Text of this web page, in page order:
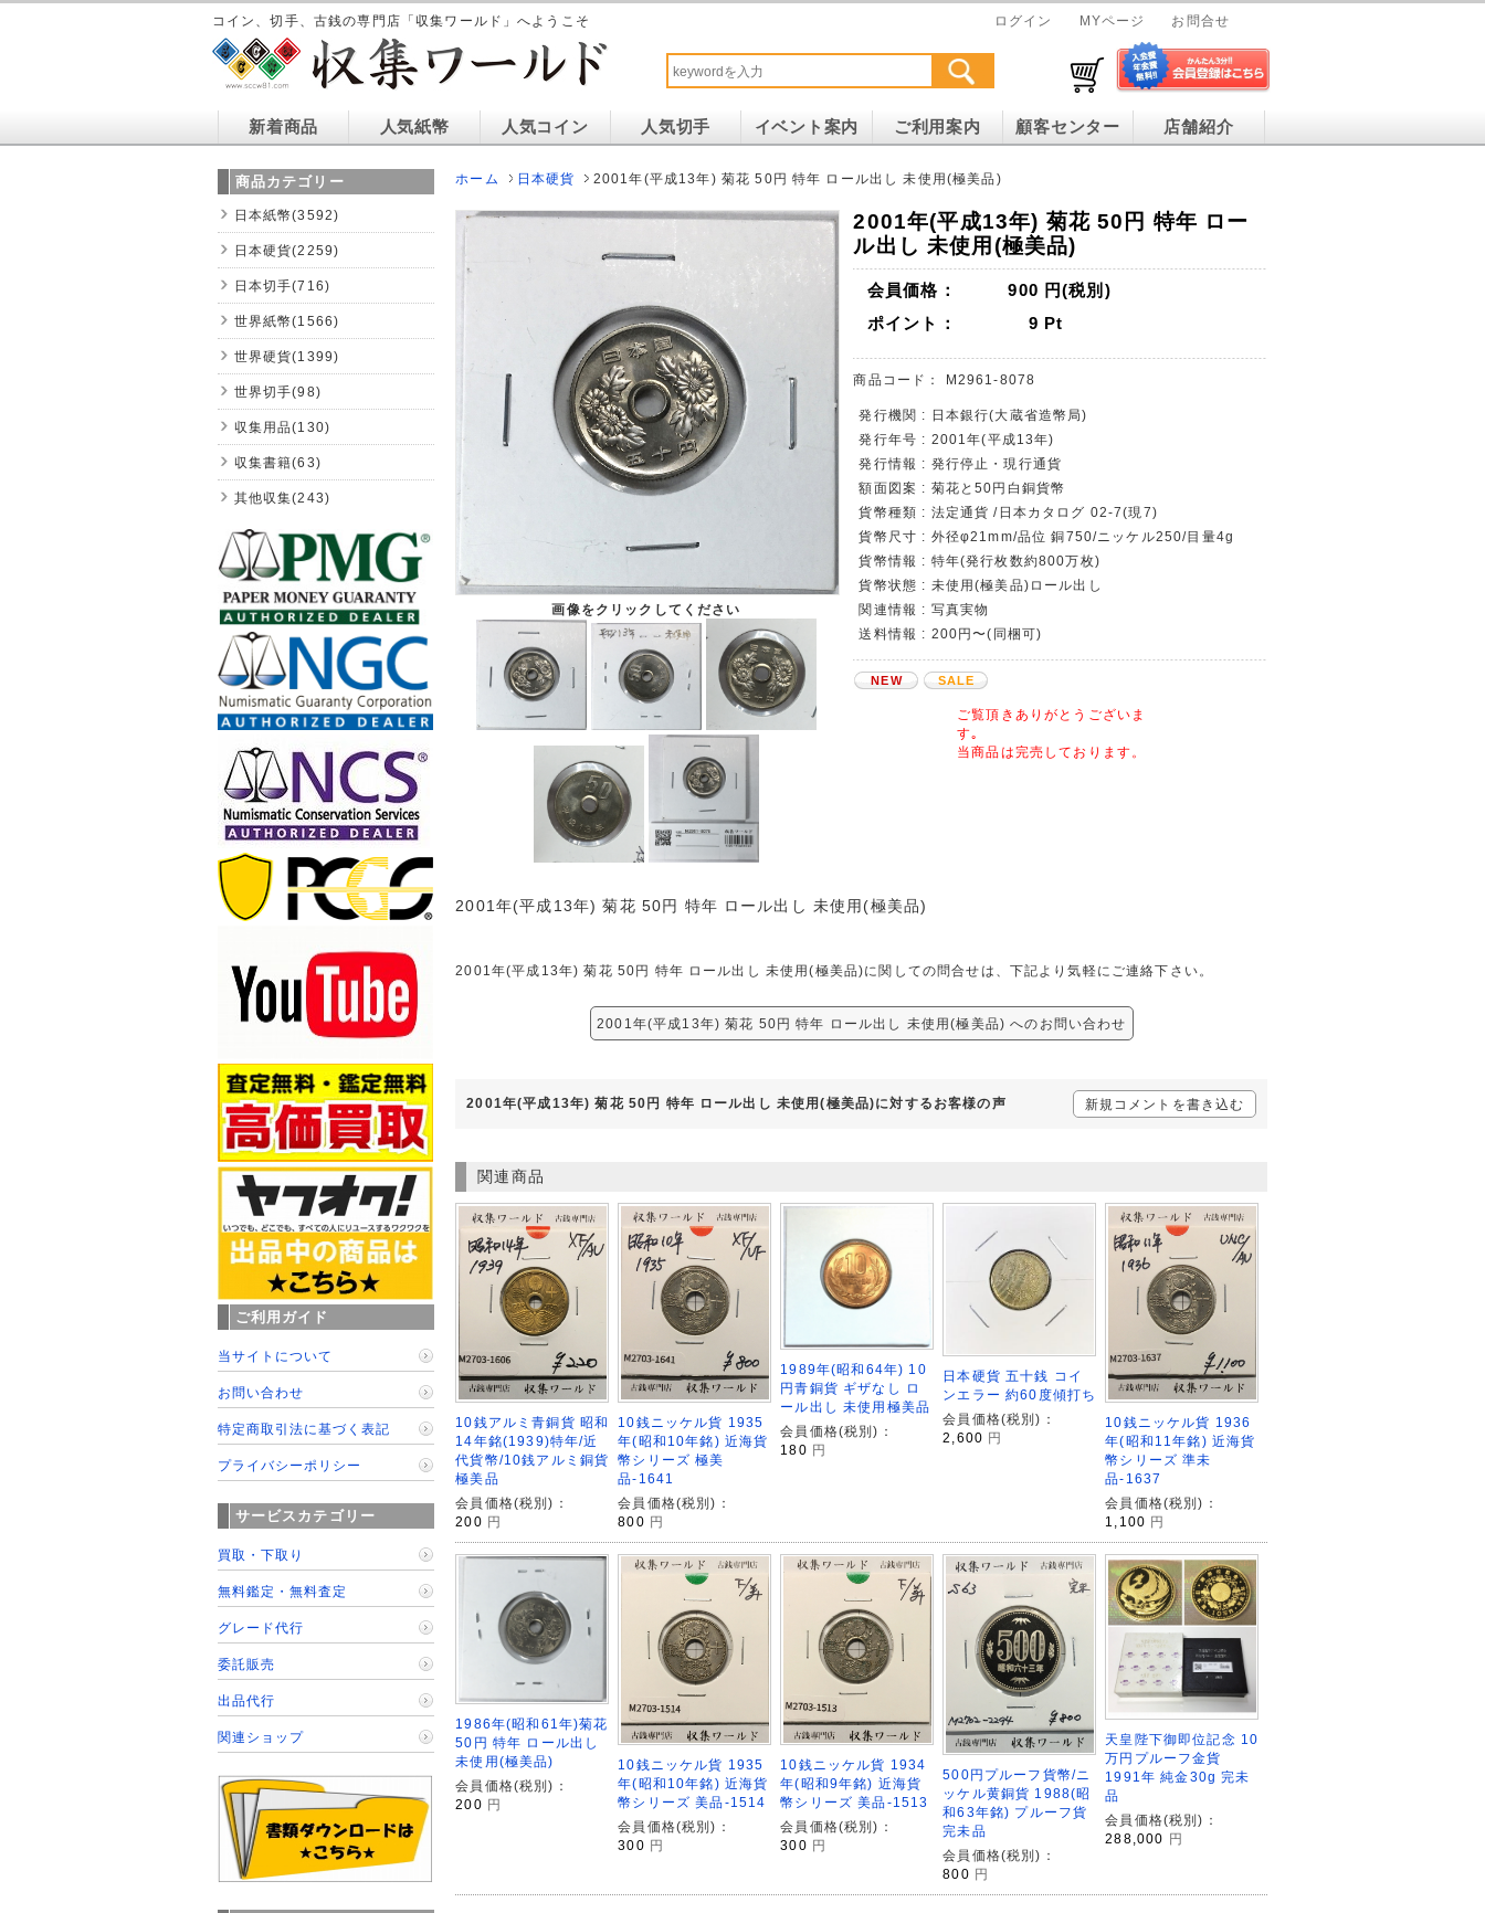
コイン、切手、古銭の専門店「収集ワールド」へようこそ ログイン MYページ お問合せ
新着商品 人気紙幣 人気コイン 人気切手 イベント案内 ご利用案内 顧客センター 店舗紹介
ホーム 日本硬貨 2001年(平成13年) 菊花 50円 特年 ロール出し 未使用(極美品)
画像をクリックしてください
2001年(平成13年) 菊花 50円 特年 ロー
ル出し 未使用(極美品)
会員価格： 900 円(税別)
ポイント：
9 Pt
商品コード： M2961-8078
発行機関 : 日本銀行(大蔵省造幣局)
発行年号 : 2001年(平成13年)
発行情報 : 発行停止・現行通貨
額面図案 : 菊花と50円白銅貨幣
貨幣種類 : 法定通貨 /日本カタログ 02-7(現7)
貨幣尺寸 : 外径φ21mm/品位 銅750/ニッケル250/目量4g
貨幣情報 : 特年(発行枚数約800万枚)
貨幣状態 : 未使用(極美品)ロール出し
関連情報 : 写真実物
送料情報 : 200円〜(同梱可)
NEW SALE
ご覧頂きありがとうございま
す｡
当商品は完売しております。
2001年(平成13年) 菊花 50円 特年 ロール出し 未使用(極美品)
2001年(平成13年) 菊花 50円 特年 ロール出し 未使用(極美品)に関しての問合せは、下記より気軽にご連絡下さい。
2001年(平成13年) 菊花 50円 特年 ロール出し 未使用(極美品) へのお問い合わせ
2001年(平成13年) 菊花 50円 特年 ロール出し 未使用(極美品)に対するお客様の声 新規コメントを書き込む
関連商品
10銭アルミ青銅貨 昭和
14年銘(1939)特年/近
代貨幣/10銭アルミ銅貨
極美品
会員価格(税別)：
200 円
10銭ニッケル貨 1935
年(昭和10年銘) 近海貨
幣シリーズ 極美
品-1641
会員価格(税別)：
800 円
1989年(昭和64年) 10
円青銅貨 ギザなし ロ
ール出し 未使用極美品
会員価格(税別)：
180 円
日本硬貨 五十銭 コイ
ンエラー 約60度傾打ち
会員価格(税別)：
2,600 円
10銭ニッケル貨 1936
年(昭和11年銘) 近海貨
幣シリーズ 準未
品-1637
会員価格(税別)：
1,100 円
1986年(昭和61年)菊花
50円 特年 ロール出し
未使用(極美品)
会員価格(税別)：
200 円
10銭ニッケル貨 1935
年(昭和10年銘) 近海貨
幣シリーズ 美品-1514
会員価格(税別)：
300 円
10銭ニッケル貨 1934
年(昭和9年銘) 近海貨
幣シリーズ 美品-1513
会員価格(税別)：
300 円
500円プルーフ貨幣/ニ
ッケル黄銅貨 1988(昭
和63年銘) プルーフ貨
完未品
会員価格(税別)：
800 円
天皇陛下御即位記念 10
万円プルーフ金貨
1991年 純金30g 完未
品
会員価格(税別)：
288,000 円
商品カテゴリー
日本紙幣(3592)
日本硬貨(2259)
日本切手(716)
世界紙幣(1566)
世界硬貨(1399)
世界切手(98)
収集用品(130)
収集書籍(63)
其他収集(243)
ご利用ガイド
当サイトについて
お問い合わせ
特定商取引法に基づく表記
プライバシーポリシー
サービスカテゴリー
買取・下取り
無料鑑定・無料査定
グレード代行
委託販売
出品代行
関連ショップ